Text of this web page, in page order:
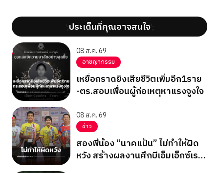
';ประเด็นที่คุณอาจสนใจ';
08 ส.ค. 69
อาชญากรรม
เหยื่อกราดยิงเสียชีวิตเพิ่มอีก1ราย
-ตร.สอบเพื่อนผู้ก่อเหตุหาแรงจูงใจ
08 ส.ค. 69
ข่าว
สองพี่น้อง “นาคแป้น” ไม่ทำให้ผิด
หวัง สร้างผลงานศึกบีเอ็มเอ็กซ์เรซ